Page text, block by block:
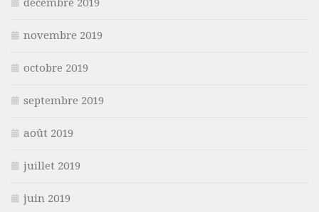
décembre 2019
novembre 2019
octobre 2019
septembre 2019
août 2019
juillet 2019
juin 2019